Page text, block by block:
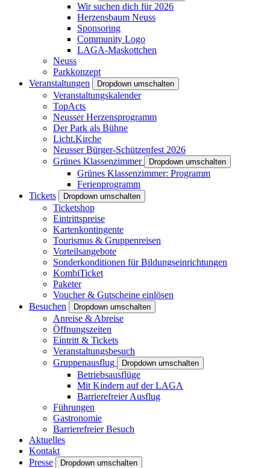
Wir suchen dich für 2026
Herzensbaum Neuss
Sponsoring
Community Logo
LAGA-Maskottchen
Neuss
Parkkonzept
Veranstaltungen
Dropdown umschalten
Veranstaltungskalender
TopActs
Neusser Herzensprogramm
Der Park als Bühne
Licht.Kirche
Neusser Bürger-Schützenfest 2026
Grünes Klassenzimmer
Dropdown umschalten
Grünes Klassenzimmer: Programm
Ferienprogramm
Tickets
Dropdown umschalten
Ticketshop
Eintrittspreise
Kartenkontingente
Tourismus & Gruppenreisen
Vorteilsangebote
Sonderkonditionen für Bildungseinrichtungen
KombiTicket
Paketer
Voucher & Gutscheine einlösen
Besuchen
Dropdown umschalten
Anreise & Abreise
Öffnungszeiten
Eintritt & Tickets
Veranstaltungsbesuch
Gruppenausflug
Dropdown umschalten
Betriebsausflüge
Mit Kindern auf der LAGA
Barrierefreier Ausflug
Führungen
Gastronomie
Barrierefreier Besuch
Aktuelles
Kontakt
Presse
Dropdown umschalten